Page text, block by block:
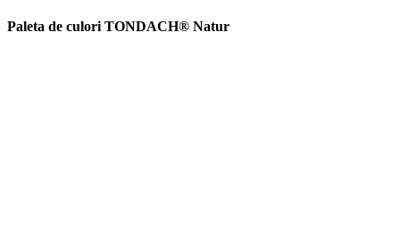
Paleta de culori TONDACH® Natur